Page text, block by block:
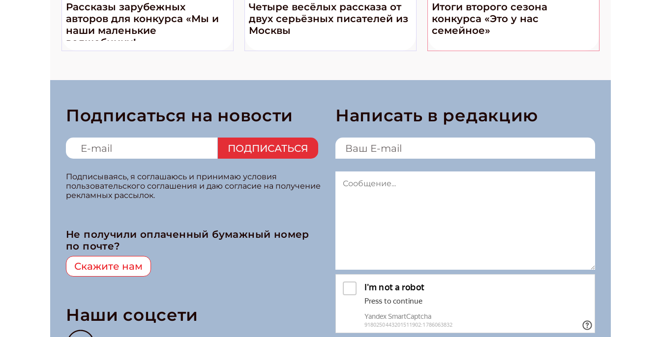
Рассказы зарубежных
авторов для конкурса «Мы и
наши маленькие
волшебники!»
Четыре весёлых рассказа от
двух серьёзных писателей из
Москвы
Итоги второго сезона
конкурса «Это у нас
семейное»
Подписаться на новости
ПОДПИСАТЬСЯ
Подписываясь, я соглашаюсь и принимаю условия
пользовательского соглашения и даю согласие на получение
рекламных рассылок.
Не получили оплаченный бумажный номер
по почте?
Скажите нам
Наши соцсети
Написать в редакцию